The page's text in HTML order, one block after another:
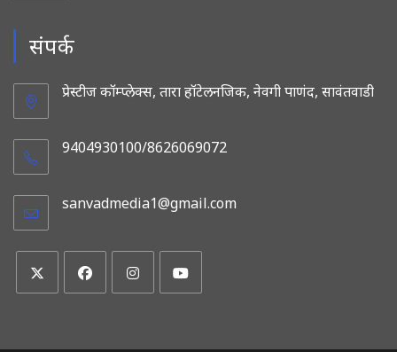
संपर्क
प्रेस्टीज कॉम्प्लेक्स, तारा हॉटेलनजिक, नेवगी पाणंद, सावंतवाडी
9404930100/8626069072
sanvadmedia1@gmail.com